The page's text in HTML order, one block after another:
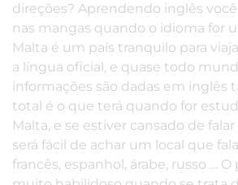
direções? Aprendendo inglês
nas mangas quando o idioma for
Malta é um país tranquilo para
a língua oficial, e quase todo
informações são dadas em inglês
total é o que terá quando for
Malta, e se estiver cansado de
será fácil de achar um local que
francês, espanhol, árabe, russo …